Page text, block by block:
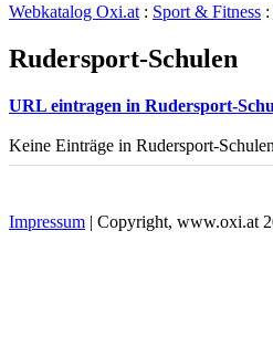
Webkatalog Oxi.at : Sport & Fitness :
Rudersport-Schulen
URL eintragen in Rudersport-
Keine Einträge in Rudersport-Schulen
Impressum | Copyright, www.oxi.at